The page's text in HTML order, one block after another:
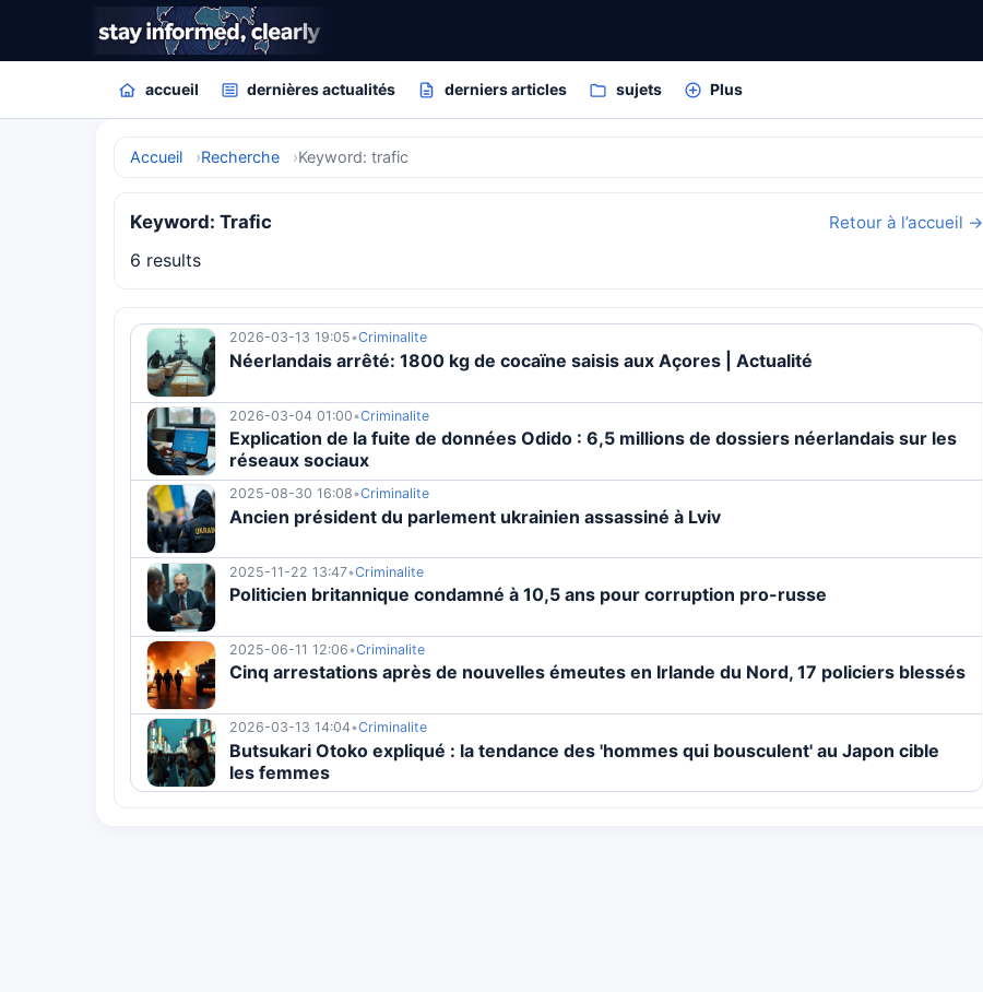
accueil dernières actualités derniers articles sujets Plus
Accueil Recherche Keyword: trafic
Keyword: Trafic Retour à l’accueil →
6 results
2026-03-13 19:05•Criminalite
Néerlandais arrêté: 1800 kg de cocaïne saisis aux Açores | Actualité
2026-03-04 01:00•Criminalite
Explication de la fuite de données Odido : 6,5 millions de dossiers néerlandais sur les
réseaux sociaux
2025-08-30 16:08•Criminalite
Ancien président du parlement ukrainien assassiné à Lviv
2025-11-22 13:47•Criminalite
Politicien britannique condamné à 10,5 ans pour corruption pro-russe
2025-06-11 12:06•Criminalite
Cinq arrestations après de nouvelles émeutes en Irlande du Nord, 17 policiers blessés
2026-03-13 14:04•Criminalite
Butsukari Otoko expliqué : la tendance des 'hommes qui bousculent' au Japon cible
les femmes